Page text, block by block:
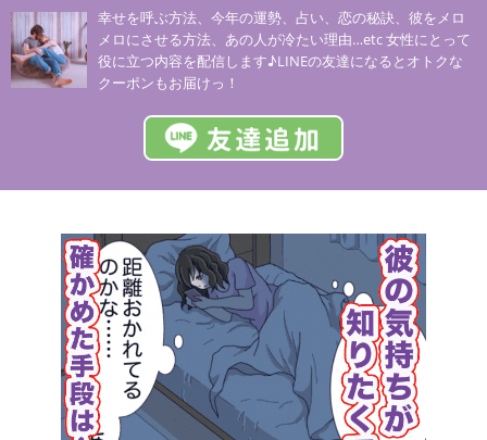
幸せを呼ぶ方法、今年の運勢、占い、恋の秘訣、彼をメロ
メロにさせる方法、あの人が冷たい理由…etc 女性にとって
役に立つ内容を配信します♪LINEの友達になるとオトクな
クーポンもお届けっ！